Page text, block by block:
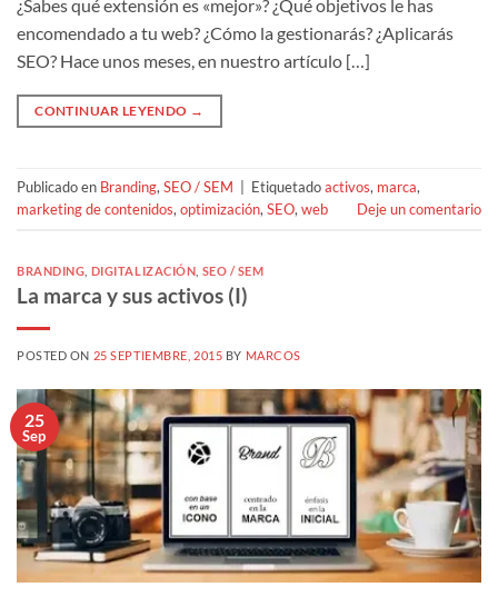
¿Sabes qué extensión es «mejor»? ¿Qué objetivos le has
encomendado a tu web? ¿Cómo la gestionarás? ¿Aplicarás
SEO? Hace unos meses, en nuestro artículo […]
CONTINUAR LEYENDO →
Publicado en Branding, SEO / SEM Etiquetadoactivos, marca,
marketing de contenidos, optimización, SEO, web Deje un comentario
BRANDING DIGITALIZACIÓN SEO / SEM
La marca y sus activos (I)
POSTED ON 25 SEPTIEMBRE, 2015 BY MARCOS
25
Sep